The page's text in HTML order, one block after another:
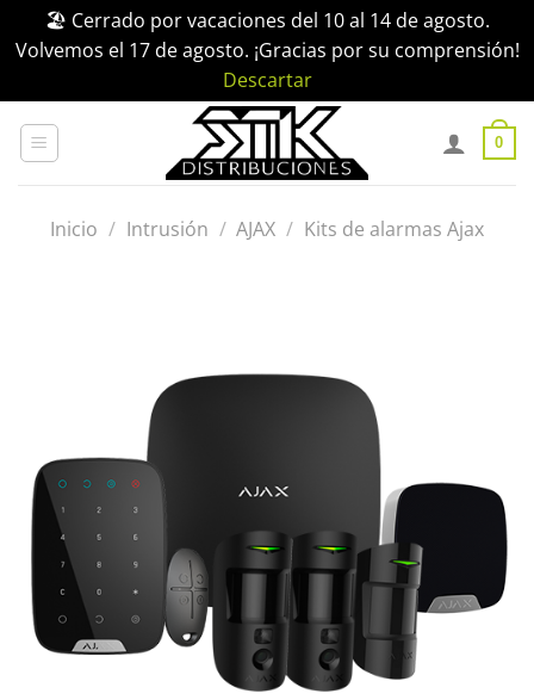
🏖️ Cerrado por vacaciones del 10 al 14 de agosto.
Volvemos el 17 de agosto. ¡Gracias por su comprensión!
Descartar
0
Inicio / Intrusión / AJAX / Kits de alarmas Ajax